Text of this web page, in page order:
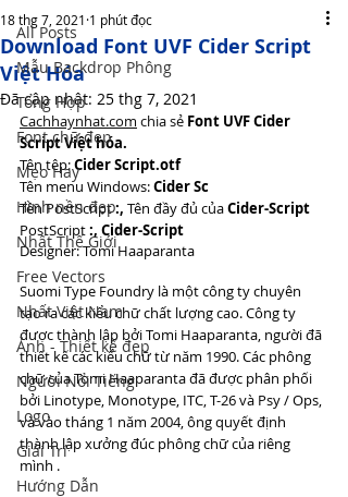
All Posts
Mẫu Backdrop Phông
Tổng Hợp
Font chữ đẹp
Mẹo Hay
Hình nền đẹp
Nhất Thế Giới
Free Vectors
Nhất Việt Nam
Ảnh - Thiết kế đẹp
Người Nổi Tiếng
Logo
Giải Trí
Hướng Dẫn
Download Font UVF Cider Script
Việt Hóa
18 thg 7, 2021 1 phút đọc
Đã cập nhật: 25 thg 7, 2021
Cachhaynhat.com chia sẻ Font UVF Cider
Script Việt hóa.
Tên tệp: Cider Script.otf
Tên menu Windows: Cider Sc
Tên PostScript :, Tên đầy đủ của Cider-Script
PostScript :, Cider-Script
Designer: Tomi Haaparanta
Suomi Type Foundry là một công ty chuyên
tạo ra các kiểu chữ chất lượng cao. Công ty
được thành lập bởi Tomi Haaparanta, người đã
thiết kế các kiểu chữ từ năm 1990. Các phông
chữ của Tomi Haaparanta đã được phân phối
bởi Linotype, Monotype, ITC, T-26 và Psy / Ops,
và vào tháng 1 năm 2004, ông quyết định
thành lập xưởng đúc phông chữ của riêng
mình .